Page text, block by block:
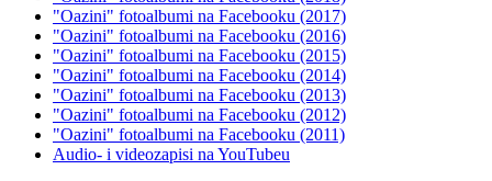
"Oazini" fotoalbumi na Facebooku (2017)
"Oazini" fotoalbumi na Facebooku (2016)
"Oazini" fotoalbumi na Facebooku (2015)
"Oazini" fotoalbumi na Facebooku (2014)
"Oazini" fotoalbumi na Facebooku (2013)
"Oazini" fotoalbumi na Facebooku (2012)
"Oazini" fotoalbumi na Facebooku (2011)
Audio- i videozapisi na YouTubeu